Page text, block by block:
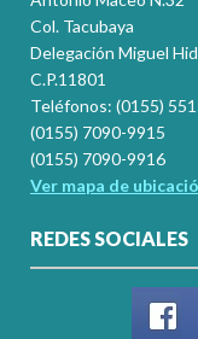
Col. Tacubaya
Delegación Miguel
C.P.11801
Teléfonos: (0155)
(0155) 7090-9915
(0155) 7090-9916
Ver mapa de
REDES SOCIALES